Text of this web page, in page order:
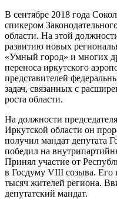
В сентябре 2018 года
спикером
области. На этой
развитию новых
«Умный город» и многих
переноса иркутского
представителей
задач, связанных с
роста области.
На должности
Иркутской области он
получил мандат депутата
победил на
Принял участие от
в Госдуму VIII созыва. Его
тысяч жителей региона.
депутатский мандат.